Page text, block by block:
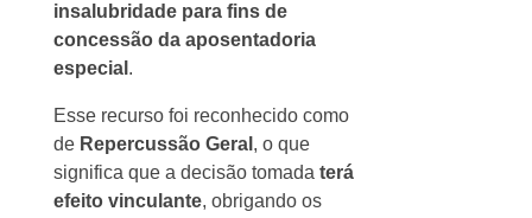
insalubridade para fins de
concessão da aposentadoria
especial .
Esse recurso foi reconhecido como
de Repercussão Geral , o que
significa que a decisão tomada terá
efeito vinculante, obrigando os